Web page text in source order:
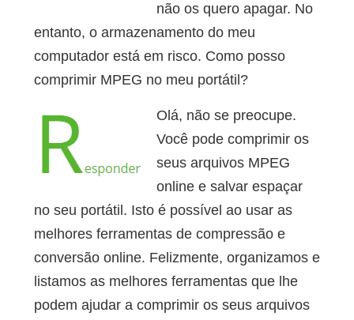
não os quero apagar. No
entanto, o armazenamento do meu
computador está em risco. Como posso
comprimir MPEG no meu portátil?
Olá, não se preocupe.
Você pode comprimir os
seus arquivos MPEG
online e salvar espaçar
no seu portátil. Isto é possível ao usar as
melhores ferramentas de compressão e
conversão online. Felizmente, organizamos e
listamos as melhores ferramentas que lhe
podem ajudar a comprimir os seus arquivos